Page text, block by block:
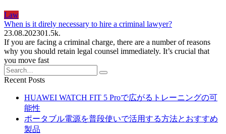
Law
When is it direly necessary to hire a criminal lawyer?
23.08.202301.5k.
If you are facing a criminal charge, there are a number of reasons
why you should retain legal counsel immediately. It’s crucial that
you move fast
Search
for:
Recent Posts
HUAWEI WATCH FIT 5 Proで広がるトレーニングの可
能性
ポータブル電源を普段使いで活用する方法とおすすめ
製品